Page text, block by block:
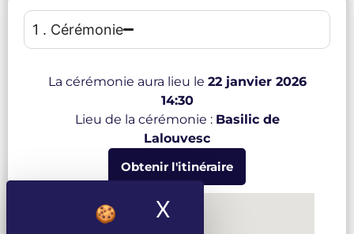
X
1 . Cérémonie
La cérémonie aura lieu le 22 janvier 2026
14:30
Lieu de la cérémonie : Basilic de
Lalouvesc
Obtenir l'itinéraire